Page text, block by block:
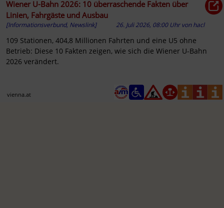
Wiener U-Bahn 2026: 10 überraschende Fakten über
Linien, Fahrgäste und Ausbau
[Informationsverbund, Newslink] 26. Juli 2026, 08:00 Uhr vonhacl
109 Stationen, 404,8 Millionen Fahrten und eine U5 ohne
Betrieb: Diese 10 Fakten zeigen, wie sich die Wiener U-Bahn
2026 verändert.
vienna.at